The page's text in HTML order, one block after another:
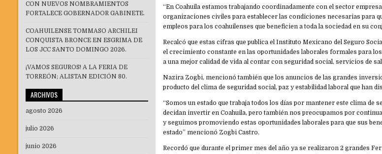
“En Coahuila estamos trabajando coordinadamente con el sector
organizaciones civiles para establecer las condiciones necesarias para
empleos para los coahuilenses que beneficien a toda la sociedad en su
Recalcó que estas cifras que publica el Instituto Mexicano del Seguro
el crecimiento constante en las oportunidades laborales formales para
a una mejor calidad de vida al contar con seguridad social, servicios de
Nazira Zogbi, mencionó también que los anuncios de las grandes
producto del clima de seguridad social, paz y estabilidad laboral que han
“Somos un estado que trabaja todos los días por mantener este clima de
decidan invertir en Coahuila, pero también nos preocupamos por
y seguimos promoviendo estas oportunidades laborales para que sus
estado” mencionó Zogbi Castro.
Recordó que durante el primer mes del año ya se realizaron 2 grandes
CON NUEVOS NOMBRAMIENTOS
FORTALECE GOBERNADOR GABINETE.
COAHUILENSE TOMMASO ARCHILEI
CONQUISTA BRONCE EN ESGRIMA DE
LOS JCC SANTO DOMINGO 2026.
¡VAMOS SEGUROS! A LA FERIA DE
TORREÓN; ALISTAN EDICIÓN 80.
ARCHIVOS
agosto 2026
julio 2026
junio 2026